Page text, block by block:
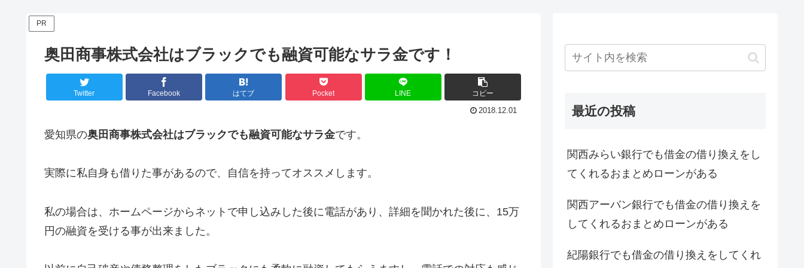
PR
奥田商事株式会社はブラックでも融資可能なサラ金です！
Twitter Facebook はてブ Pocket LINE コピー
2018.12.01
愛知県の奥田商事株式会社はブラックでも融資可能なサラ金です。
実際に私自身も借りた事があるので、自信を持ってオススメします。
私の場合は、ホームページからネットで申し込みした後に電話があり、詳細を聞かれた後に、15万
円の融資を受ける事が出来ました。
最近の投稿
関西みらい銀行でも借金の借り換えをし
てくれるおまとめローンがある
関西アーバン銀行でも借金の借り換えを
してくれるおまとめローンがある
紀陽銀行でも借金の借り換えをしてくれ